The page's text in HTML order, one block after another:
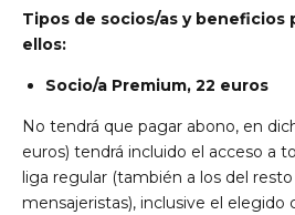
Tipos de socios/as y beneficios
ellos:
Socio/a Premium, 22 euros
No tendrá que pagar abono, en
euros) tendrá incluido el acceso a
liga regular (también a los del
mensajeristas), inclusive el elegido